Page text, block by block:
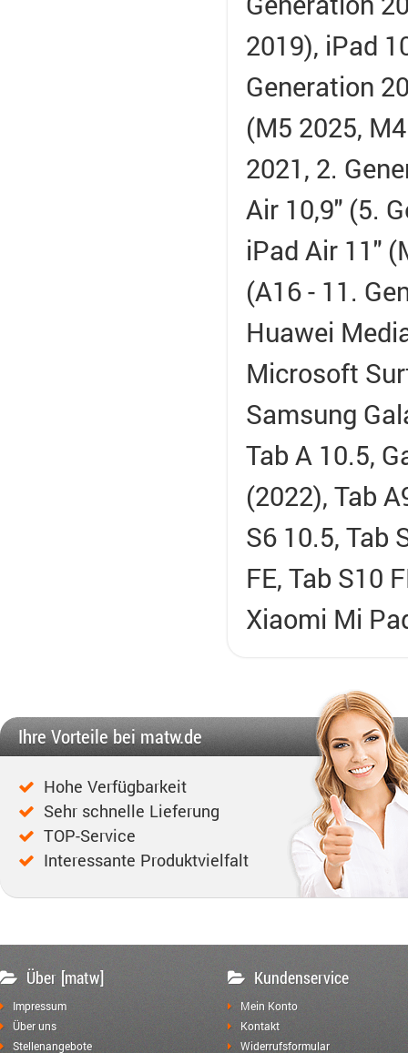
2019), iPad
Generation
(M5 2025,
2021, 2.
Air 10,9" (5.
iPad Air 11"
(A16 - 11.
Huawei
Microsoft
Samsung
Tab A 10.5,
(2022), Tab
S6 10.5, Tab
FE, Tab S10
Xiaomi Mi
Ihre Vorteile bei matw.de
Hohe Verfügbarkeit
Sehr schnelle Lieferung
TOP-Service
Interessante Produktvielfalt
Über [matw]
Impressum
Über uns
Stellenangebote
Kundenservice
Mein Konto
Kontakt
Widerrufsformular